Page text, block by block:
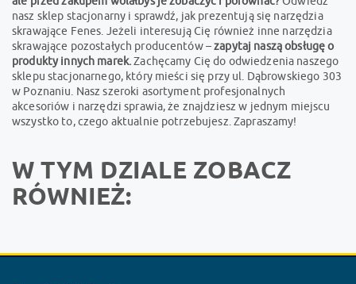
nasz sklep stacjonarny i sprawdź, jak prezentują się narzędzia
skrawające Fenes. Jeżeli interesują Cię również inne narzędzia
skrawające pozostałych producentów –zapytaj naszą obsługę o
produkty innych marek.Zachęcamy Cię do odwiedzenia naszego
sklepu stacjonarnego, który mieści się przy ul. Dąbrowskiego 303
w Poznaniu. Nasz szeroki asortyment profesjonalnych
akcesoriów i narzędzi sprawia, że znajdziesz w jednym miejscu
wszystko to, czego aktualnie potrzebujesz. Zapraszamy!
W TYM DZIALE ZOBACZ
RÓWNIEŻ: